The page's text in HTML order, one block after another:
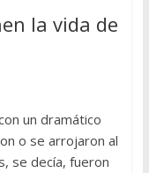
la vida de
un dramático
o se arrojaron al
se decía, fueron